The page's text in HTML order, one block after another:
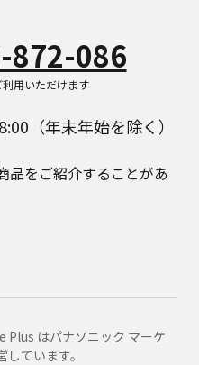
872-086
用いただけます
（年末年始を除く）
品をご紹介することがあ
はパナソニック マーケ
ています。